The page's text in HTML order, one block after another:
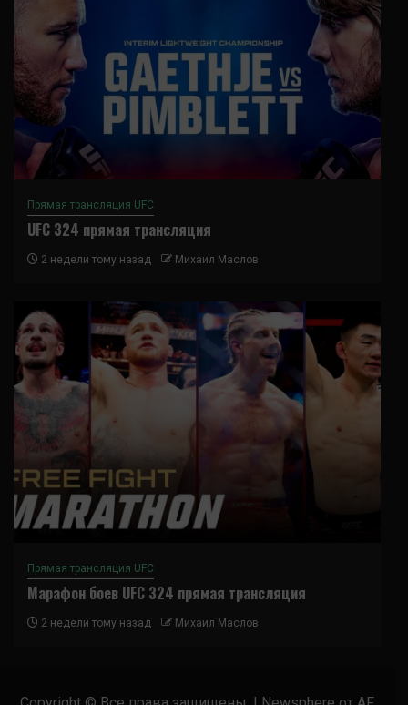
Прямая трансляция UFC
UFC 324 прямая трансляция
2 недели тому назад Михаил Маслов
Прямая трансляция UFC
Марафон боев UFC 324 прямая трансляция
2 недели тому назад Михаил Маслов